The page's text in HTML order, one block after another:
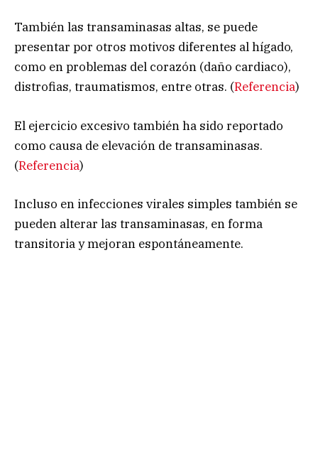
También las transaminasas altas, se puede
presentar por otros motivos diferentes al hígado,
como en problemas del corazón (daño cardiaco),
distrofias, traumatismos, entre otras. (Referencia)
El ejercicio excesivo también ha sido reportado
como causa de elevación de transaminasas.
(Referencia)
Incluso en infecciones virales simples también se
pueden alterar las transaminasas, en forma
transitoria y mejoran espontáneamente.